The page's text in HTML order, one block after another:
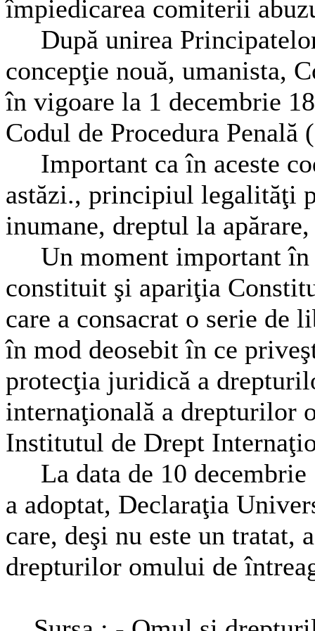
împiedicarea comiterii
După unirea
concepţie nouă, umanista,
în vigoare la 1 decembrie
Codul de Procedura
Important ca în aceste
astăzi., principiul legalităţi
inumane, dreptul la
Un moment important în
constituit şi apariţia
care a consacrat o serie de
în mod deosebit în ce
protecţia juridică a
internaţională a drepturilor
Institutul de Drept
La data de 10 decembrie
a adoptat, Declaraţia
care, deşi nu este un tratat,
drepturilor omului de